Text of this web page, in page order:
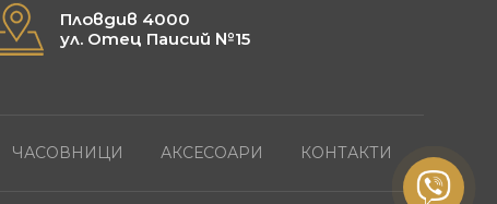
Пловдив 4000
ул. Отец Паисий №15
ЧАСОВНИЦИ АКСЕСОАРИ КОНТАКТИ